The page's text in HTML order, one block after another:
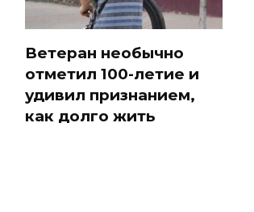
Ветеран необычно
отметил 100-летие и
удивил признанием,
как долго жить